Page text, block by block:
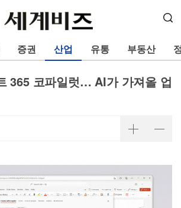
증권 산업 유통 부동산
365 코파일럿… AI가 가져올 업